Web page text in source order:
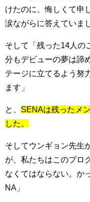
けたのに、悔しくて申
涙ながらに答えていま
そして「残った14人の
分もデビューの夢は諦
テージに立てるよう努
ます」
と、 SENAは残ったメ
した。
そしてウンギョン先生
が、私たちはこのプロ
なくてはならない。か
NA」